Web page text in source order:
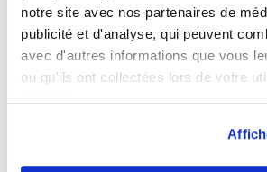
notre site avec nos partenaires de
publicité et d'analyse, qui peuvent
avec d'autres informations que vous
ou qu'ils ont collectées lors de votre
INFORMATIONS PRATIQUES
laphotoprod@gmail.com
Tel: 0609853333
de 9h à 19h